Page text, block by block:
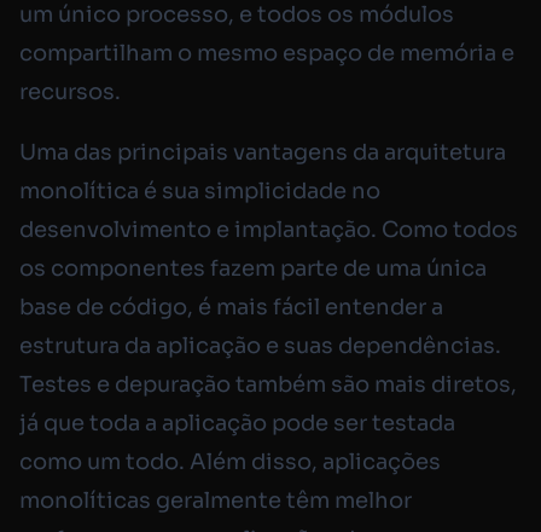
um único processo, e todos os módulos
compartilham o mesmo espaço de memória e
recursos.
Uma das principais vantagens da arquitetura
monolítica é sua simplicidade no
desenvolvimento e implantação. Como todos
os componentes fazem parte de uma única
base de código, é mais fácil entender a
estrutura da aplicação e suas dependências.
Testes e depuração também são mais diretos,
já que toda a aplicação pode ser testada
como um todo. Além disso, aplicações
monolíticas geralmente têm melhor